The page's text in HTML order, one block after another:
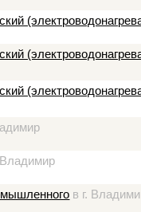
Владимир
в г.